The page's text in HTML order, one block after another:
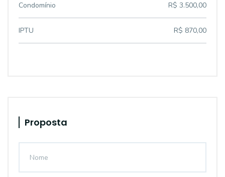
Condomínio R$ 3.500,00
IPTU R$ 870,00
Proposta